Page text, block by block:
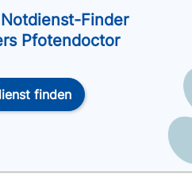
Finder
Pfotendoctor
finden